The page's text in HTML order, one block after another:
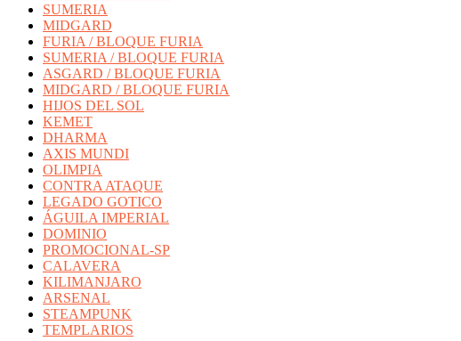
SUMERIA
MIDGARD
FURIA / BLOQUE FURIA
SUMERIA / BLOQUE FURIA
ASGARD / BLOQUE FURIA
MIDGARD / BLOQUE FURIA
HIJOS DEL SOL
KEMET
DHARMA
AXIS MUNDI
OLIMPIA
CONTRA ATAQUE
LEGADO GOTICO
ÁGUILA IMPERIAL
DOMINIO
PROMOCIONAL-SP
CALAVERA
KILIMANJARO
ARSENAL
STEAMPUNK
TEMPLARIOS